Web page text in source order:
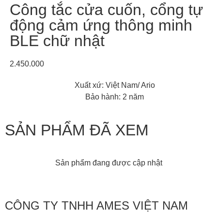
Công tắc cửa cuốn, cổng tự
động cảm ứng thông minh
BLE chữ nhật
2.450.000
Xuất xứ: Việt Nam/ Ario
Bảo hành: 2 năm
SẢN PHẨM ĐÃ XEM
Sản phẩm đang được cập nhật
CÔNG TY TNHH AMES VIỆT NAM